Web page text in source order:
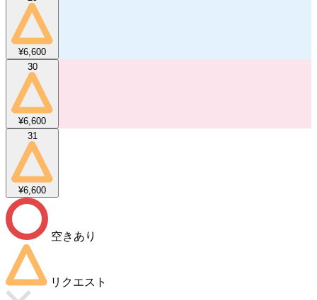
¥6,600
30
¥6,600
31
¥6,600
空きあり
リクエスト